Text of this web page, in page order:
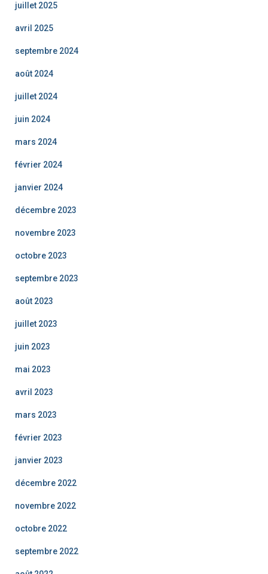
juillet 2025
avril 2025
septembre 2024
août 2024
juillet 2024
juin 2024
mars 2024
février 2024
janvier 2024
décembre 2023
novembre 2023
octobre 2023
septembre 2023
août 2023
juillet 2023
juin 2023
mai 2023
avril 2023
mars 2023
février 2023
janvier 2023
décembre 2022
novembre 2022
octobre 2022
septembre 2022